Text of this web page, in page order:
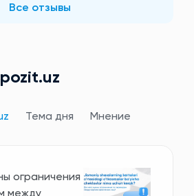
Все отзывы
Тема дня Мнение
ограничения
между